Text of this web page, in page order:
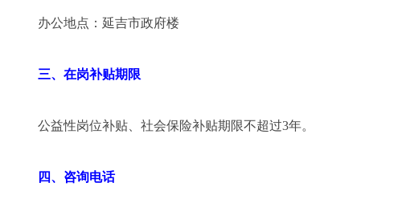
办公地点：延吉市政府楼
三、在岗补贴期限
公益性岗位补贴、社会保险补贴期限不超过3年。
四、咨询电话